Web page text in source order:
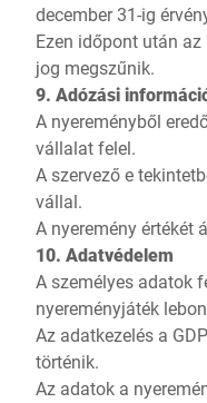
december 31-ig
Ezen időpont után
jog megszűnik.
9. Adózási
A nyereményből
vállalat felel.
A szervező e
vállal.
A nyeremény értékét
10. Adatvédelem
A személyes adatok
nyereményjáték
Az adatkezelés a
történik.
Az adatok a